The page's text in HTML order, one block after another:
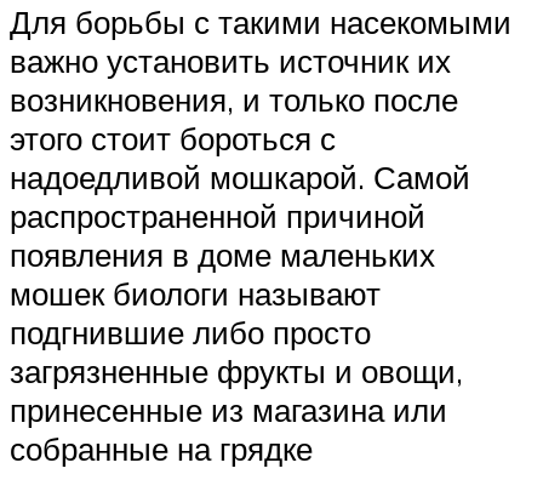
Для борьбы с такими насекомыми
важно установить источник их
возникновения, и только после
этого стоит бороться с
надоедливой мошкарой. Самой
распространенной причиной
появления в доме маленьких
мошек биологи называют
подгнившие либо просто
загрязненные фрукты и овощи,
принесенные из магазина или
собранные на грядке